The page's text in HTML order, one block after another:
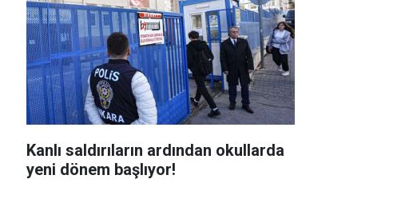
Kanlı saldırıların ardından okullarda
yeni dönem başlıyor!